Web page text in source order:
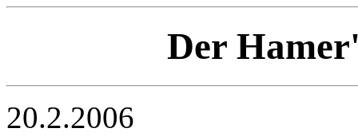
Der
20.2.2006